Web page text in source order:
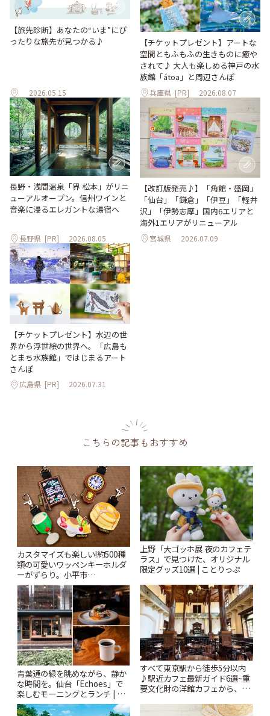
【旅先診断】あなたの“いま”にぴ
ったりな旅先が見つかる♪
2026.05.15
【チケットプレゼント】アートな
空間ともふもふの生きものに癒や
されて♪ 大人も楽しめる神戸の水
族館「átoa」と周辺さんぽ
兵庫県 [PR] 2026.08.07
長野・浅間温泉「界 松本」がリニ
ューアルオープン。信州ワインと
音楽に浸るエレガントな湯宿へ
長野県 [PR] 2026.08.05
【改訂版発売♪】「角館・盛岡」
「仙台」「鎌倉」「伊豆」「軽井
沢」「伊勢志摩」国内6エリアと
海外1エリアがリニューアル
宮城県 2026.07.09
【チケットプレゼント】水辺の世
界から浮世絵の世界へ。「広島も
とまち水族館」ではじまるアート
さんぽ
広島県 [PR] 2026.07.31
こちらの記事もおすすめ
カスタマイズも楽しい!約500種
類の可愛いワッペンキーホルダ
ーがずらり。小平市
「Kimamaya T&K」 | ことりっ
ぷ
上野「大ゴッホ展 夜のカフェテ
ラス」で見つけた、オリジナル
限定グッズ10選 | ことりっぷ
青葉通の緑を眺めながら、静か
な時間を。仙台「Echoes」で
楽しむモーニングとランチ | こ
とりっぷ
すべて東京駅から徒歩5分以内
♪駅近カフェ最新ガイド6選~重
要文化財の洋館カフェから、改
りっぷ